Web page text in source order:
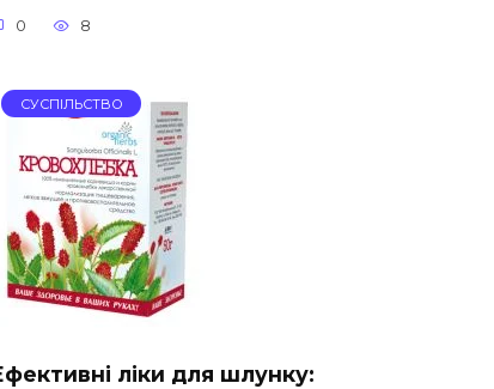
0 8
СУСПІЛЬСТВО
ліки для шлунку: